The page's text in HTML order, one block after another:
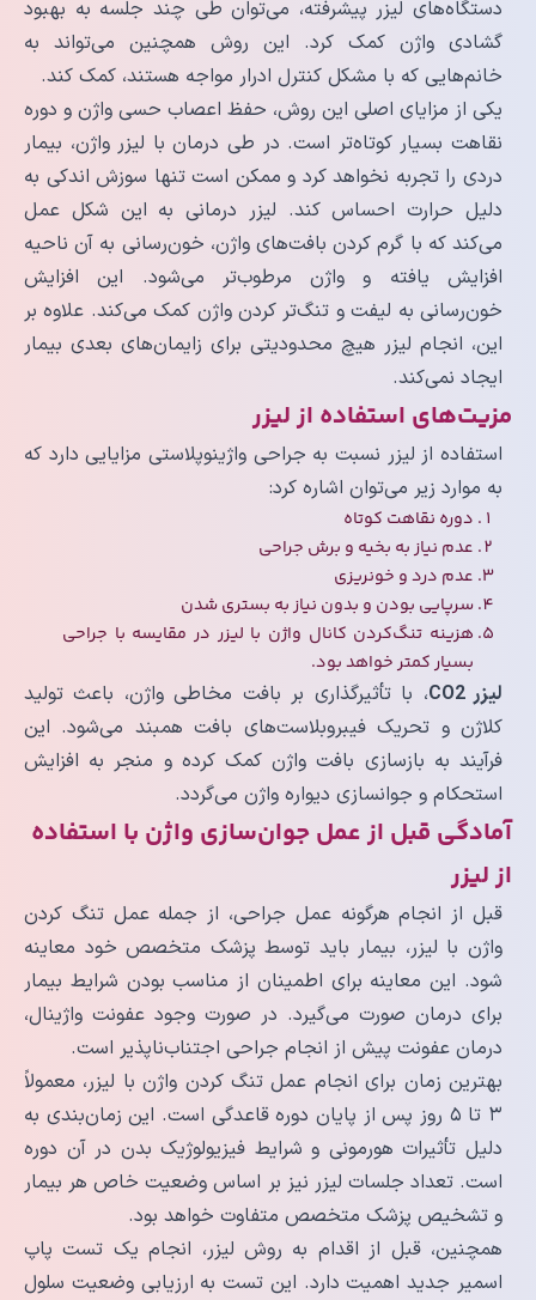
دستگاه‌های لیزر پیشرفته، می‌توان طی چند جلسه به بهبود
گشادی واژن کمک کرد. این روش همچنین می‌تواند به
خانم‌هایی که با مشکل کنترل ادرار مواجه هستند، کمک کند.
یکی از مزایای اصلی این روش، حفظ اعصاب حسی واژن و دوره
نقاهت بسیار کوتاه‌تر است. در طی درمان با لیزر واژن، بیمار
دردی را تجربه نخواهد کرد و ممکن است تنها سوزش اندکی به
دلیل حرارت احساس کند. لیزر درمانی به این شکل عمل
می‌کند که با گرم کردن بافت‌های واژن، خون‌رسانی به آن ناحیه
افزایش یافته و واژن مرطوب‌تر می‌شود. این افزایش
خون‌رسانی به لیفت و تنگ‌تر کردن واژن کمک می‌کند. علاوه بر
این، انجام لیزر هیچ محدودیتی برای زایمان‌های بعدی بیمار
ایجاد نمی‌کند.
مزیت‌های استفاده از لیزر
استفاده از لیزر نسبت به جراحی واژینوپلاستی مزایایی دارد که
به موارد زیر می‌توان اشاره کرد:
دوره نقاهت کوتاه
عدم نیاز به بخیه و برش جراحی
عدم درد و خونریزی
سرپایی بودن و بدون نیاز به بستری شدن
هزینه تنگ‌کردن کانال واژن با لیزر در مقایسه با جراحی
بسیار کمتر خواهد بود.
لیزر CO2
، با تأثیرگذاری بر بافت مخاطی واژن، باعث تولید
کلاژن و تحریک فیبروبلاست‌های بافت همبند می‌شود. این
فرآیند به بازسازی بافت واژن کمک کرده و منجر به افزایش
استحکام و جوانسازی دیواره واژن می‌گردد.
آمادگی قبل از عمل جوان‌سازی واژن با استفاده
از لیزر
قبل از انجام هرگونه عمل جراحی، از جمله عمل تنگ کردن
واژن با لیزر، بیمار باید توسط پزشک متخصص خود معاینه
شود. این معاینه برای اطمینان از مناسب بودن شرایط بیمار
برای درمان صورت می‌گیرد. در صورت وجود عفونت واژینال،
درمان عفونت پیش از انجام جراحی اجتناب‌ناپذیر است.
بهترین زمان برای انجام عمل تنگ کردن واژن با لیزر، معمولاً
۳ تا ۵ روز پس از پایان دوره قاعدگی است. این زمان‌بندی به
دلیل تأثیرات هورمونی و شرایط فیزیولوژیک بدن در آن دوره
است. تعداد جلسات لیزر نیز بر اساس وضعیت خاص هر بیمار
و تشخیص پزشک متخصص متفاوت خواهد بود.
همچنین، قبل از اقدام به روش لیزر، انجام یک تست پاپ
اسمیر جدید اهمیت دارد. این تست به ارزیابی وضعیت سلول‌